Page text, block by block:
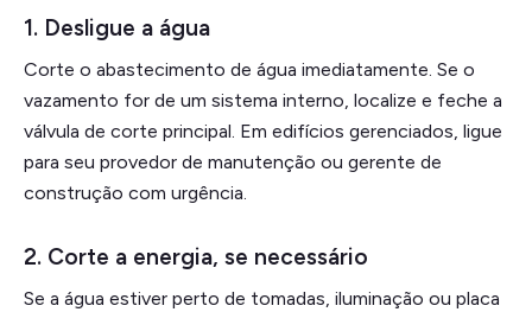
1. Desligue a água
Corte o abastecimento de água imediatamente. Se o
vazamento for de um sistema interno, localize e feche a
válvula de corte principal. Em edifícios gerenciados, ligue
para seu provedor de manutenção ou gerente de
construção com urgência.
2. Corte a energia, se necessário
Se a água estiver perto de tomadas, iluminação ou placa